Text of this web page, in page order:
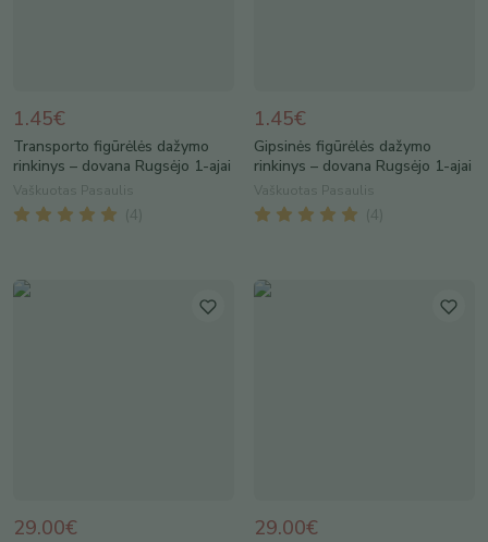
1.45€
Transporto figūrėlės dažymo
rinkinys – dovana Rugsėjo 1-ajai
Vaškuotas Pasaulis
( 4
1.45€
Gipsinės figūrėlės dažymo
rinkinys – dovana Rugsėjo 1-ajai
Vaškuotas Pasaulis
( 4
29.00€ 29.00€